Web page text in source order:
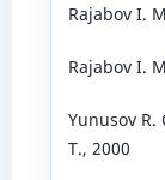
Rajabov I.
Rajabov I.
Yunusov R.
T., 2000